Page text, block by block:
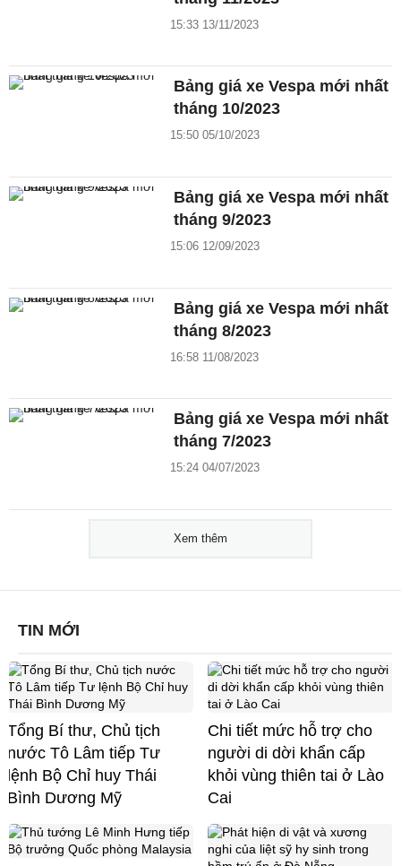
15:33 13/11/2023
Bảng giá xe Vespa mới nhất
tháng 10/2023
15:50 05/10/2023
Bảng giá xe Vespa mới nhất
tháng 9/2023
15:06 12/09/2023
Bảng giá xe Vespa mới nhất
tháng 8/2023
16:58 11/08/2023
Bảng giá xe Vespa mới nhất
tháng 7/2023
15:24 04/07/2023
Xem thêm
TIN MỚI
Tổng Bí thư, Chủ tịch
nước Tô Lâm tiếp Tư
lệnh Bộ Chỉ huy Thái
Bình Dương Mỹ
Chi tiết mức hỗ trợ cho
người di dời khẩn cấp
khỏi vùng thiên tai ở Lào
Cai